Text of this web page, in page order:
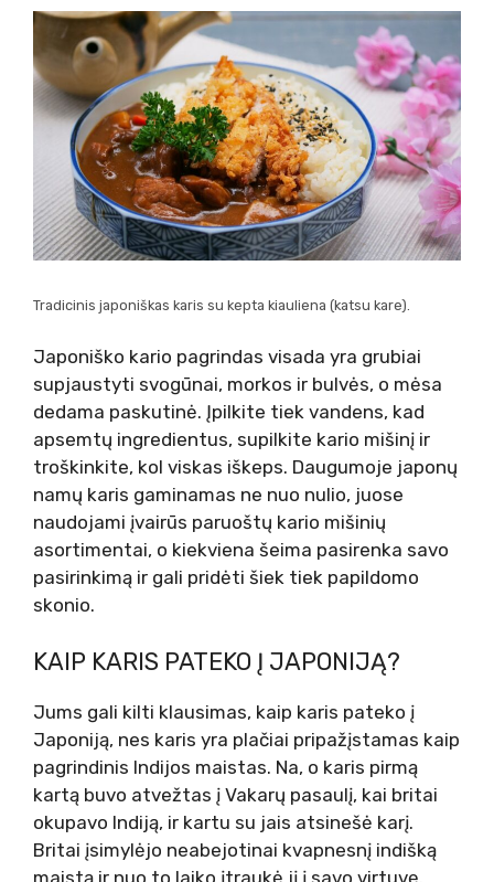
Tradicinis japoniškas karis su kepta kiauliena (katsu kare).
Japoniško kario pagrindas visada yra grubiai
supjaustyti svogūnai, morkos ir bulvės, o mėsa
dedama paskutinė. Įpilkite tiek vandens, kad
apsemtų ingredientus, supilkite kario mišinį ir
troškinkite, kol viskas iškeps. Daugumoje japonų
namų karis gaminamas ne nuo nulio, juose
naudojami įvairūs paruoštų kario mišinių
asortimentai, o kiekviena šeima pasirenka savo
pasirinkimą ir gali pridėti šiek tiek papildomo
skonio.
KAIP KARIS PATEKO Į JAPONIJĄ?
Jums gali kilti klausimas, kaip karis pateko į
Japoniją, nes karis yra plačiai pripažįstamas kaip
pagrindinis Indijos maistas. Na, o karis pirmą
kartą buvo atvežtas į Vakarų pasaulį, kai britai
okupavo Indiją, ir kartu su jais atsinešė karį.
Britai įsimylėjo neabejotinai kvapnesnį indišką
maistą ir nuo to laiko įtraukė jį į savo virtuvę.